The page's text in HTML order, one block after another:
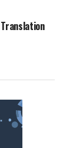
Translation